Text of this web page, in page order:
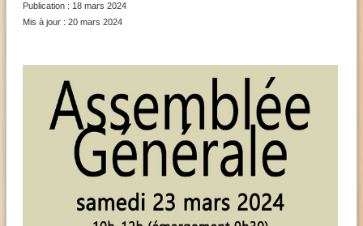
Publication : 18 mars 2024
Mis à jour : 20 mars 2024